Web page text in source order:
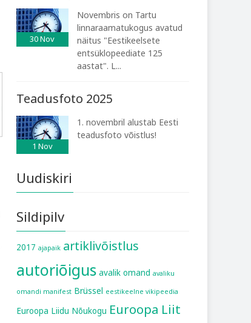
30Nov
Novembris on Tartu
linnaraamatukogus avatud
näitus "Eestikeelsete
entsüklopeediate 125
aastat". L...
Teadusfoto 2025
1 Nov
1. novembril alustab Eesti
teadusfoto võistlus!
Uudiskiri
Sildipilv
2017 ajapaik artiklivõistlus
autoriõigus avalik omand avaliku
omandi manifest Brüssel eestikeelne vikipeedia
Euroopa Liidu Nõukogu Euroopa Liit